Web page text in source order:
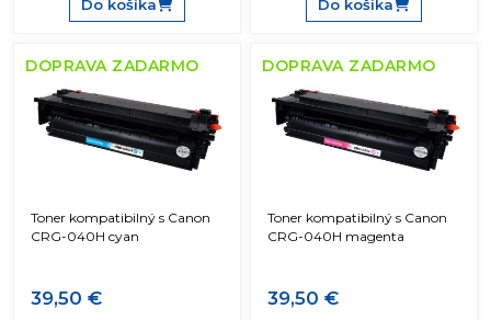
Do košíka Do košíka
DOPRAVA ZADARMO
Toner kompatibilný s Canon
CRG-040H cyan
39,50 €
DOPRAVA ZADARMO
Toner kompatibilný s Canon
CRG-040H magenta
39,50 €